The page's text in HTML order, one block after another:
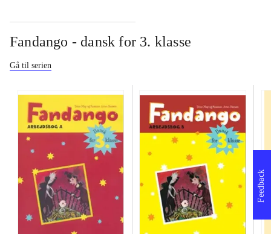
Fandango - dansk for 3. klasse
Gå til serien
Feedback